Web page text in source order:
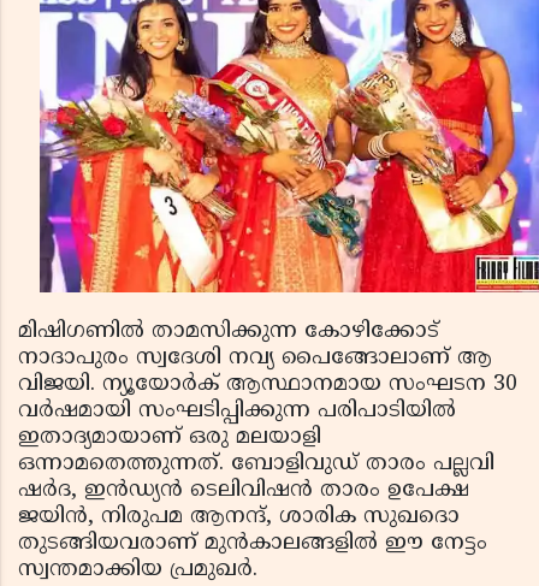
മിഷിഗണില്‍ താമസിക്കുന്ന കോഴിക്കോട്
നാദാപുരം സ്വദേശി നവ്യ പൈങ്ങോലാണ് ആ
വിജയി. ന്യൂയോര്‍ക് ആസ്ഥാനമായ സംഘടന 30
വര്‍ഷമായി സംഘടിപ്പിക്കുന്ന പരിപാടിയില്‍
ഇതാദ്യമായാണ് ഒരു മലയാളി
ഒന്നാമതെത്തുന്നത്. ബോളിവുഡ് താരം പല്ലവി
ഷര്‍ദ, ഇന്‍ഡ്യന്‍ ടെലിവിഷന്‍ താരം ഉപേക്ഷ
ജയിന്‍, നിരുപമ ആനന്ദ്, ശാരിക സുഖദൊ
തുടങ്ങിയവരാണ് മുന്‍കാലങ്ങളില്‍ ഈ നേട്ടം
സ്വന്തമാക്കിയ പ്രമുഖര്‍.